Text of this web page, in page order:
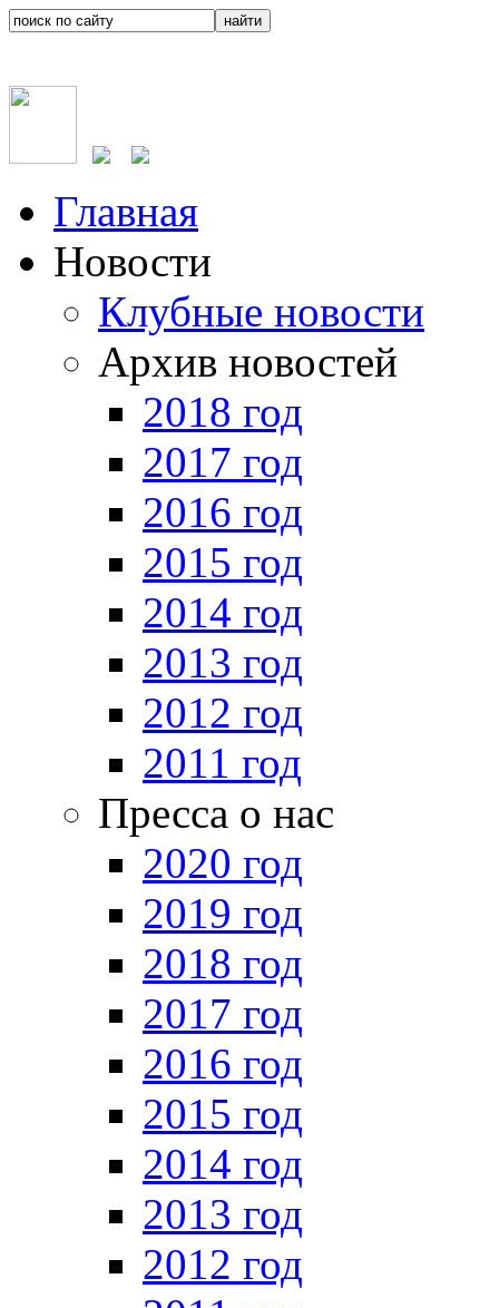
Главная
Новости
Клубные новости
Архив новостей
2018 год
2017 год
2016 год
2015 год
2014 год
2013 год
2012 год
2011 год
Пресса о нас
2020 год
2019 год
2018 год
2017 год
2016 год
2015 год
2014 год
2013 год
2012 год